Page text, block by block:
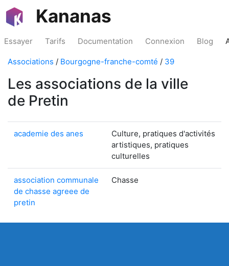
Kananas
Essayer Tarifs Documentation Connexion Blog
Associations / Bourgogne-franche-comté / 39
Les associations de la ville
de Pretin
academie des anes
Culture, pratiques d'activités
artistiques, pratiques
culturelles
association communale
de chasse agreee de
pretin
Chasse